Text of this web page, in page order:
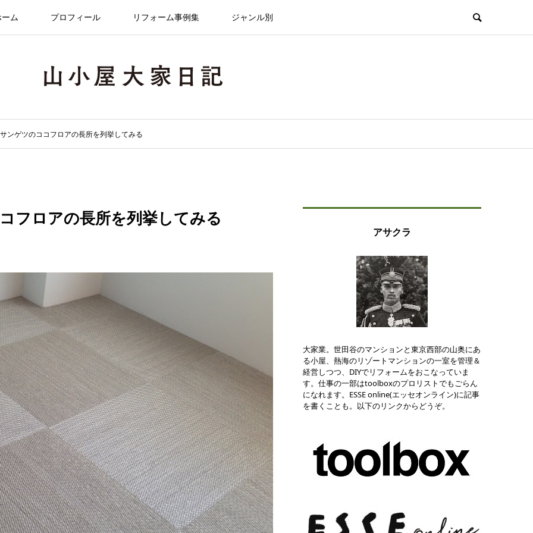
ム プロフィール リフォーム事例集 ジャンル別
ンゲツのココフロアの長所を列挙してみる
フロアの長所を列挙してみる
アサクラ
大家業。世田谷のマンションと東京西部の山奥にあ
る小屋、熱海のリゾートマンションの一室を管理＆
経営しつつ、DIYでリフォームをおこなっていま
す。仕事の一部はtoolboxのプロリストでもごらん
になれます。ESSE online(エッセオンライン)に記事
を書くことも。以下のリンクからどうぞ。